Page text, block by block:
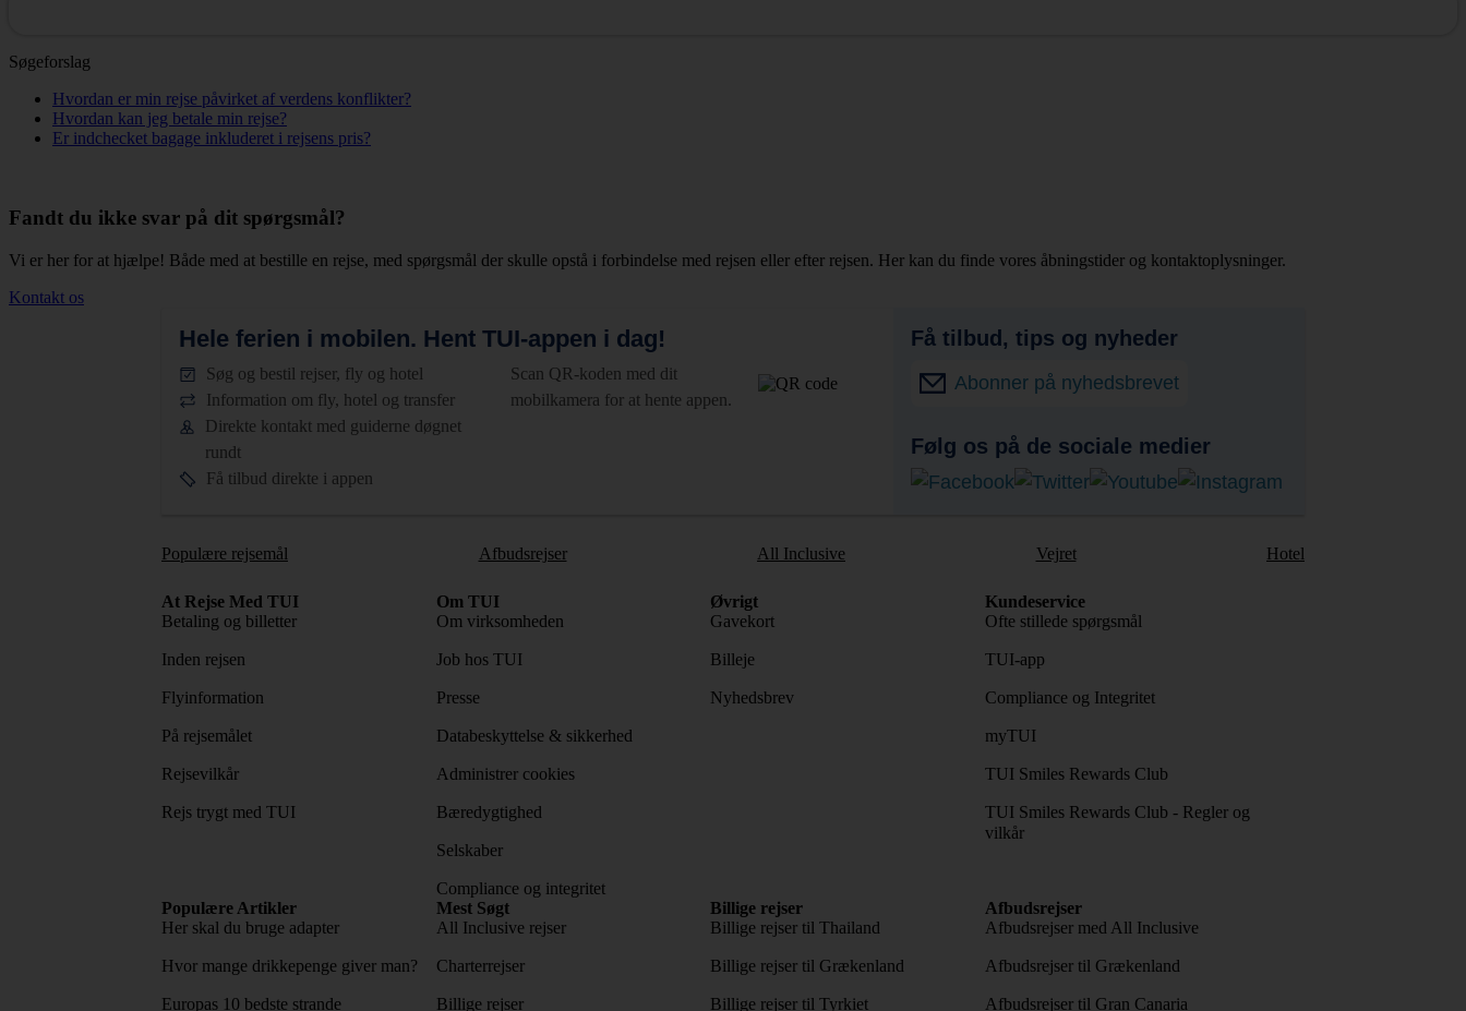
Søgeforslag
Hvordan er min rejse påvirket af verdens konflikter?
Hvordan kan jeg betale min rejse?
Er indchecket bagage inkluderet i rejsens pris?
Fandt du ikke svar på dit spørgsmål?
Vi er her for at hjælpe! Både med at bestille en rejse, med spørgsmål der skulle opstå i forbindelse med rejsen eller efter rejsen. Her kan du finde vores åbningstider og kontaktoplysninger.
Kontakt os
Hele ferien i mobilen. Hent TUI-appen i dag!
Søg og bestil rejser, fly og hotel
Information om fly, hotel og transfer
Direkte kontakt med guiderne døgnet
rundt
Få tilbud direkte i appen
Scan QR-koden med dit
mobilkamera for at hente appen.
Få tilbud, tips og nyheder
Abonner på nyhedsbrevet
Følg os på de sociale medier
Populære rejsemål Afbudsrejser All Inclusive Vejret Hotel
At Rejse Med TUI
Betaling og billetter
Inden rejsen
Flyinformation
På rejsemålet
Rejsevilkår
Rejs trygt med TUI
Om TUI
Om virksomheden
Job hos TUI
Presse
Databeskyttelse & sikkerhed
Administrer cookies
Bæredygtighed
Selskaber
Compliance og integritet
Øvrigt
Gavekort
Billeje
Nyhedsbrev
Kundeservice
Ofte stillede spørgsmål
TUI-app
Compliance og Integritet
myTUI
TUI Smiles Rewards Club
TUI Smiles Rewards Club - Regler og
vilkår
Populære Artikler
Her skal du bruge adapter
Hvor mange drikkepenge giver man?
Europas 10 bedste strande
Mest Søgt
All Inclusive rejser
Charterrejser
Billige rejser
Billige rejser
Billige rejser til Thailand
Billige rejser til Grækenland
Billige rejser til Tyrkiet
Afbudsrejser
Afbudsrejser med All Inclusive
Afbudsrejser til Grækenland
Afbudsrejser til Gran Canaria